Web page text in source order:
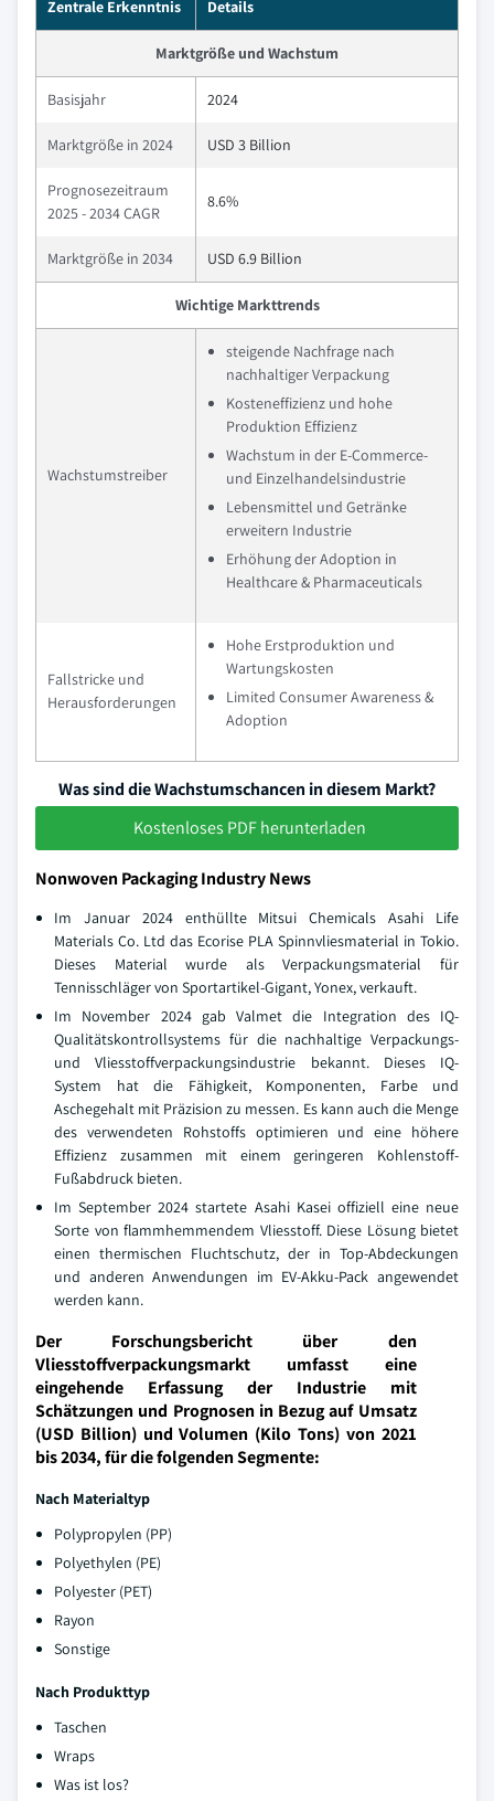
Zentrale Erkenntnis Details
Marktgröße und Wachstum
Basisjahr 2024
Marktgröße in 2024 USD 3 Billion
Prognosezeitraum
2025 - 2034 CAGR
8.6%
Marktgröße in 2034 USD 6.9 Billion
Wichtige Markttrends
Wachstumstreiber
steigende Nachfrage nach
nachhaltiger Verpackung
Kosteneffizienz und hohe
Produktion Effizienz
Wachstum in der E-Commerce-
und Einzelhandelsindustrie
Lebensmittel und Getränke
erweitern Industrie
Erhöhung der Adoption in
Healthcare & Pharmaceuticals
Fallstricke und
Herausforderungen
Hohe Erstproduktion und
Wartungskosten
Limited Consumer Awareness &
Adoption
Was sind die Wachstumschancen in diesem Markt?
Kostenloses PDF herunterladen
Nonwoven Packaging Industry News
Im Januar 2024 enthüllte Mitsui Chemicals Asahi Life
Materials Co. Ltd das Ecorise PLA Spinnvliesmaterial in Tokio.
Dieses Material wurde als Verpackungsmaterial für
Tennisschläger von Sportartikel-Gigant, Yonex, verkauft.
Im November 2024 gab Valmet die Integration des IQ-
Qualitätskontrollsystems für die nachhaltige Verpackungs-
und Vliesstoffverpackungsindustrie bekannt. Dieses IQ-
System hat die Fähigkeit, Komponenten, Farbe und
Aschegehalt mit Präzision zu messen. Es kann auch die Menge
des verwendeten Rohstoffs optimieren und eine höhere
Effizienz zusammen mit einem geringeren Kohlenstoff-
Fußabdruck bieten.
Im September 2024 startete Asahi Kasei offiziell eine neue
Sorte von flammhemmendem Vliesstoff. Diese Lösung bietet
einen thermischen Fluchtschutz, der in Top-Abdeckungen
und anderen Anwendungen im EV-Akku-Pack angewendet
werden kann.
Der Forschungsbericht über den
Vliesstoffverpackungsmarkt umfasst eine
eingehende Erfassung der Industrie mit
Schätzungen und Prognosen in Bezug auf Umsatz
(USD Billion) und Volumen (Kilo Tons) von 2021
bis 2034, für die folgenden Segmente:
Nach Materialtyp
Polypropylen (PP)
Polyethylen (PE)
Polyester (PET)
Rayon
Sonstige
Nach Produkttyp
Taschen
Wraps
Was ist los?